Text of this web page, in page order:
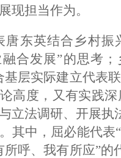
现担当作为。
唐东英结合乡村振
合发展”的思考
基层实际建立代表
高度，又有实践
立法调研、开展执
其中，屈必能代
所呼、我有所应”